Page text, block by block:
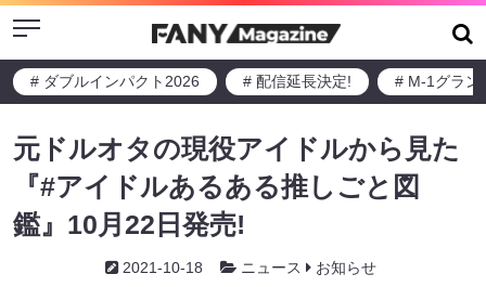
Menu
# ダブルインパクト2026 # 配信延長決定! # M-1グラン
元ドルオタの現役アイドルから見た
『#アイドルあるある推しごと図
鑑』10月22日発売!
2021-10-18 ニュース お知らせ